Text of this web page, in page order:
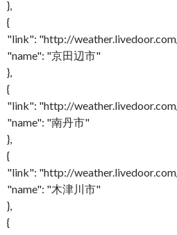
},
{
"link": "http://
"name": "京田辺市"
},
{
"link": "http://
"name": "南丹市"
},
{
"link": "http://
"name": "木津川市"
},
{